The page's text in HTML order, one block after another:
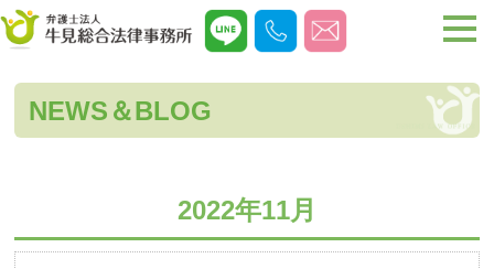
NEWS＆BLOG
2022年11月